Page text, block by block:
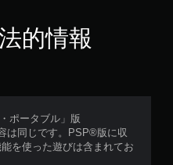
的情報
ポータブル」版
は同じです。PSP®版に収
を使った遊びは含まれてお